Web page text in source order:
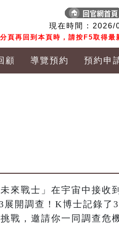
現在時間 : 2026/
頁再回到本頁時，請按F5取得最
顧 導覽預約 預約申
來戰士」在宇宙中接收
開調查！K博士記錄了
戰，邀請你一同調查危